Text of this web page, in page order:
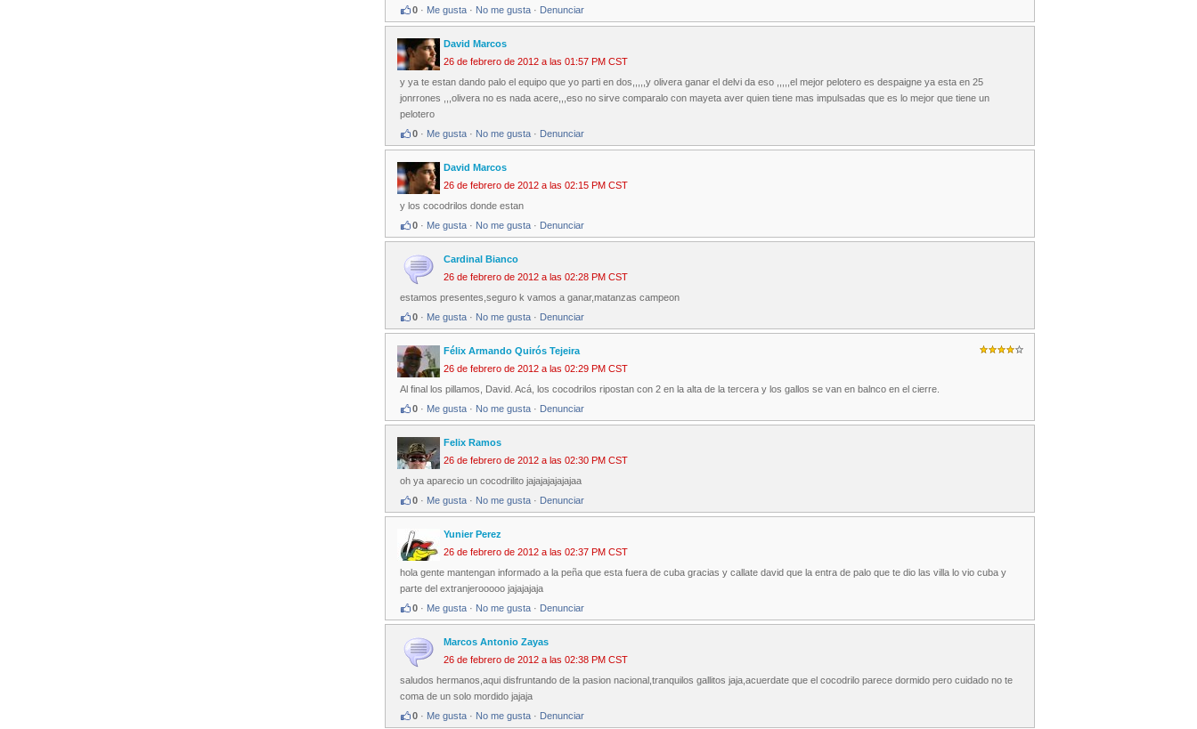
0 · Me gusta · No me gusta · Denunciar
David Marcos
26 de febrero de 2012 a las 01:57 PM CST
y ya te estan dando palo el equipo que yo parti en dos,,,,,y olivera ganar el delvi da eso ,,,,,el mejor pelotero es despaigne ya esta en 25
jonrrones ,,,olivera no es nada acere,,,eso no sirve comparalo con mayeta aver quien tiene mas impulsadas que es lo mejor que tiene un
pelotero
0 · Me gusta · No me gusta · Denunciar
David Marcos
26 de febrero de 2012 a las 02:15 PM CST
y los cocodrilos donde estan
0 · Me gusta · No me gusta · Denunciar
Cardinal Bianco
26 de febrero de 2012 a las 02:28 PM CST
estamos presentes,seguro k vamos a ganar,matanzas campeon
0 · Me gusta · No me gusta · Denunciar
Félix Armando Quirós Tejeira
26 de febrero de 2012 a las 02:29 PM CST
Al final los pillamos, David. Acá, los cocodrilos ripostan con 2 en la alta de la tercera y los gallos se van en balnco en el cierre.
0 · Me gusta · No me gusta · Denunciar
Felix Ramos
26 de febrero de 2012 a las 02:30 PM CST
oh ya aparecio un cocodrilito jajajajajajajaa
0 · Me gusta · No me gusta · Denunciar
Yunier Perez
26 de febrero de 2012 a las 02:37 PM CST
hola gente mantengan informado a la peña que esta fuera de cuba gracias y callate david que la entra de palo que te dio las villa lo vio cuba y
parte del extranjerooooo jajajajaja
0 · Me gusta · No me gusta · Denunciar
Marcos Antonio Zayas
26 de febrero de 2012 a las 02:38 PM CST
saludos hermanos,aqui disfruntando de la pasion nacional,tranquilos gallitos jaja,acuerdate que el cocodrilo parece dormido pero cuidado no te
coma de un solo mordido jajaja
0 · Me gusta · No me gusta · Denunciar